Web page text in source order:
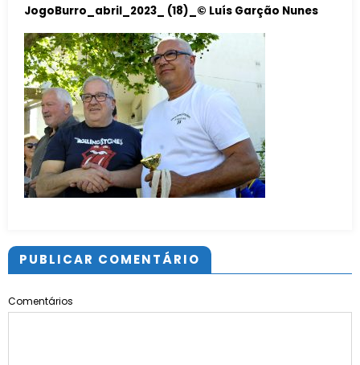
JogoBurro_abril_2023_ (18)_© Luís Garção Nunes
PUBLICAR COMENTÁRIO
Comentários